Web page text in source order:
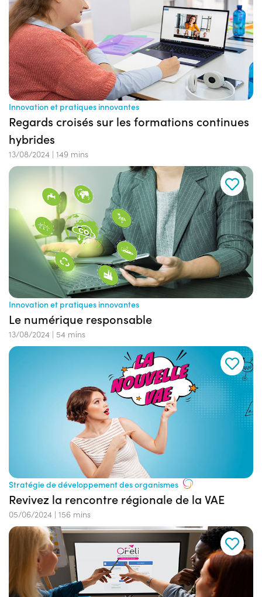
Innovation et pratiques innovantes
Regards croisés sur les formations continues
hybrides
13/08/2024 | 149 mins
Innovation et pratiques innovantes
Le numérique responsable
13/08/2024 | 54 mins
Stratégie de développement des organismes
Revivez la rencontre régionale de la VAE
05/06/2024 | 156 mins